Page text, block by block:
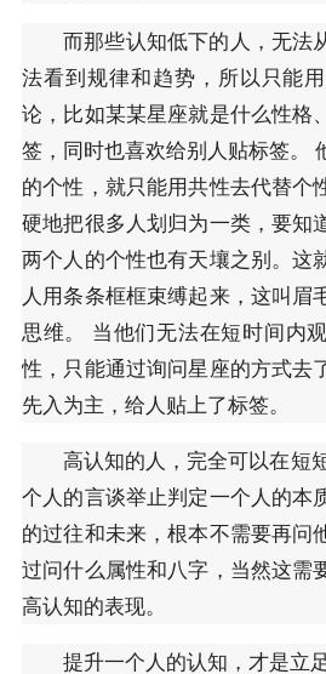
而那些认知低下的人，无法
法看到规律和趋势，所以只能
论，比如某某星座就是什么性格
签，同时也喜欢给别人贴标签。
的个性，就只能用共性去代替个
硬地把很多人划归为一类，要知
两个人的个性也有天壤之别。这
人用条条框框束缚起来，这叫眉
思维。 当他们无法在短时间内
性，只能通过询问星座的方式去
先入为主，给人贴上了标签。
高认知的人，完全可以在短
个人的言谈举止判定一个人的本
的过往和未来，根本不需要再问
过问什么属性和八字，当然这需
高认知的表现。
提升一个人的认知，才是立